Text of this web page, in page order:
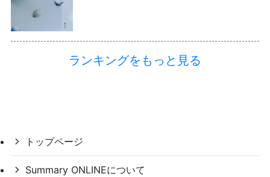
ランキングをもっと見る
トップページ
Summary ONLINEについて